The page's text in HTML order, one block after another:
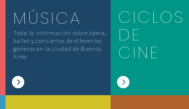
MÚSICA
Toda la información sobre ópera,
ballet y conciertos de diferentes
géneros en la ciudad de Buenos
Aires
CICLOS
DE
CINE